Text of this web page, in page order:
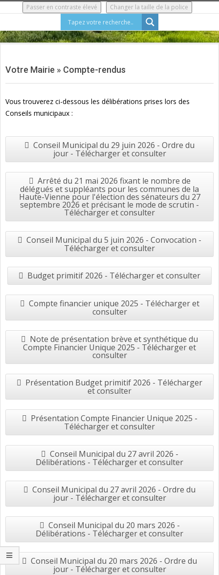
content
Passer en contraste élevé Changer la taille de la police
Menu
Votre Mairie » Compte-rendus
Vous trouverez ci-dessous les délibérations prises lors des
Conseils municipaux :
Conseil Municipal du 29 juin 2026 - Ordre du
jour - Télécharger et consulter
Arrêté du 21 mai 2026 fixant le nombre de
délégués et suppléants pour les communes de la
Haute-Vienne pour l'élection des sénateurs du 27
septembre 2026 et précisant le mode de scrutin -
Télécharger et consulter
Conseil Municipal du 5 juin 2026 - Convocation -
Télécharger et consulter
Budget primitif 2026 - Télécharger et consulter
Compte financier unique 2025 - Télécharger et
consulter
Note de présentation brève et synthétique du
Compte Financier Unique 2025 - Télécharger et
consulter
Présentation Budget primitif 2026 - Télécharger
et consulter
Présentation Compte Financier Unique 2025 -
Télécharger et consulter
Conseil Municipal du 27 avril 2026 -
Délibérations - Télécharger et consulter
Conseil Municipal du 27 avril 2026 - Ordre du
jour - Télécharger et consulter
Conseil Municipal du 20 mars 2026 -
Délibérations - Télécharger et consulter
Conseil Municipal du 20 mars 2026 - Ordre du
jour - Télécharger et consulter